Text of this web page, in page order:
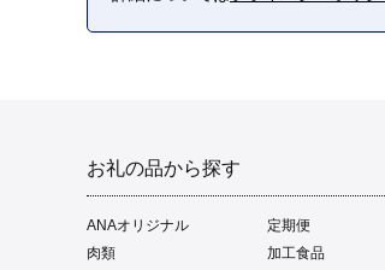
お礼の品から探す
ANAオリジナル 定期便
肉類
加工食品